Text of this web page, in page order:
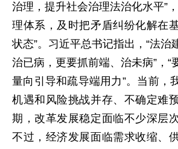
治理，提升社会治理法治化水平”
理体系，及时把矛盾纠纷化解在
状态”。习近平总书记指出，“法治
治已病，更要抓前端、治未病”，“
量向引导和疏导端用力”。当前，
机遇和风险挑战并存、不确定难
期，改革发展稳定面临不少深层
不过，经济发展面临需求收缩、